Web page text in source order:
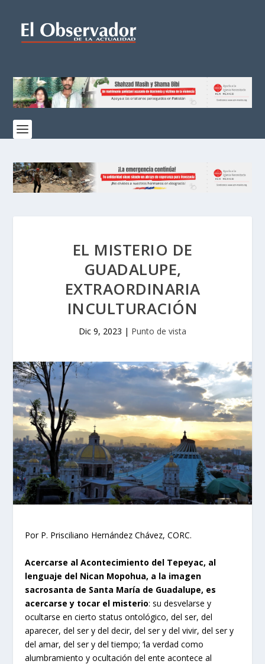
EL MISTERIO DE
GUADALUPE,
EXTRAORDINARIA
INCULTURACIÓN
Dic 9, 2023 | Punto de vista
Por P. Prisciliano Hernández Chávez, CORC.
Acercarse al Acontecimiento del Tepeyac, al
lenguaje del Nican Mopohua, a la imagen
sacrosanta de Santa María de Guadalupe, es
acercarse y tocar el misterio: su desvelarse y
ocultarse en cierto status ontológico, del ser, del
aparecer, del ser y del decir, del ser y del vivir, del ser y
del amar, del ser y del tiempo; ‘la verdad como
alumbramiento y ocultación del ente acontece al